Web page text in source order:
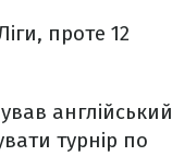
проте 12
англійський
турнір по